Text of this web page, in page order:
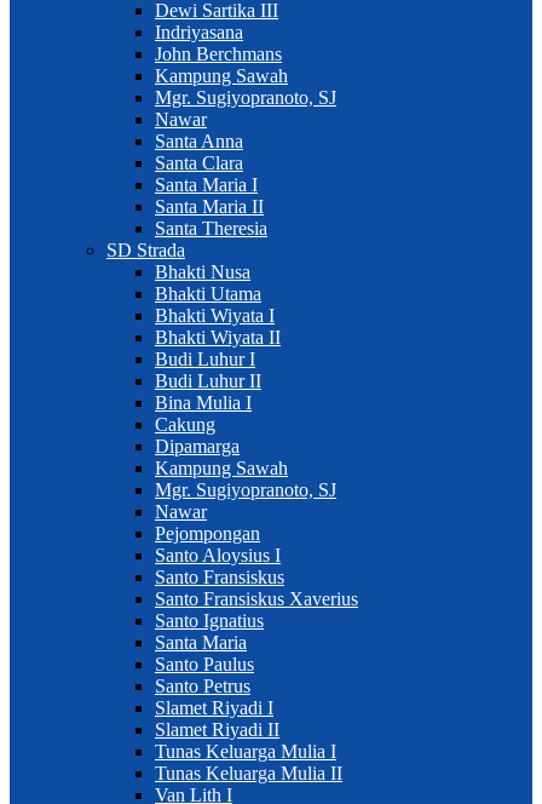
Dewi Sartika III
Indriyasana
John Berchmans
Kampung Sawah
Mgr. Sugiyopranoto, SJ
Nawar
Santa Anna
Santa Clara
Santa Maria I
Santa Maria II
Santa Theresia
SD Strada
Bhakti Nusa
Bhakti Utama
Bhakti Wiyata I
Bhakti Wiyata II
Budi Luhur I
Budi Luhur II
Bina Mulia I
Cakung
Dipamarga
Kampung Sawah
Mgr. Sugiyopranoto, SJ
Nawar
Pejompongan
Santo Aloysius I
Santo Fransiskus
Santo Fransiskus Xaverius
Santo Ignatius
Santa Maria
Santo Paulus
Santo Petrus
Slamet Riyadi I
Slamet Riyadi II
Tunas Keluarga Mulia I
Tunas Keluarga Mulia II
Van Lith I